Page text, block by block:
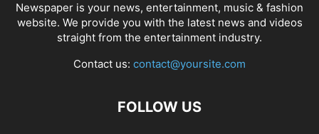
Newspaper is your news, entertainment, music & fashion
website. We provide you with the latest news and videos
straight from the entertainment industry.
Contact us: contact@yoursite.com
FOLLOW US